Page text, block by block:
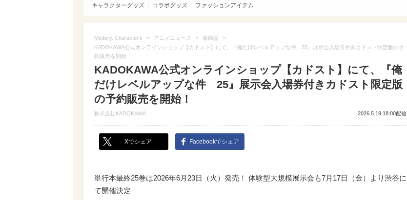
キャラクターグッズ コラボグッズ ファッションアイテム
Medery. Character's > アニメニュース > 新商品 >
KADOKAWA公式オンラインショップ【カドスト】にて、『俺だけレベルアップな件 25』展示会入場券付きカドスト限定版の予
約販売を開始！
KADOKAWA公式オンラインショップ【カドスト】にて、『俺
だけレベルアップな件 25』展示会入場券付きカドスト限定版
の予約販売を開始！
株式会社KADOKAWA 2026.5.19 18:00配信
Xでシェア Facebookでシェア
単行本最終25巻は2026年6月23日（火）発売！ 体験型大規模展示会も7月17日（金）より渋谷に
て開催決定